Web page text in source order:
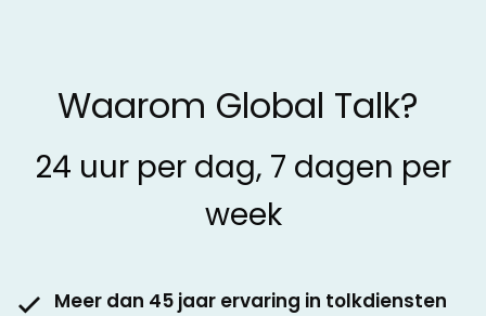
Waarom Global Talk?
24 uur per dag, 7 dagen per
week
Meer dan 45 jaar ervaring in tolkdiensten